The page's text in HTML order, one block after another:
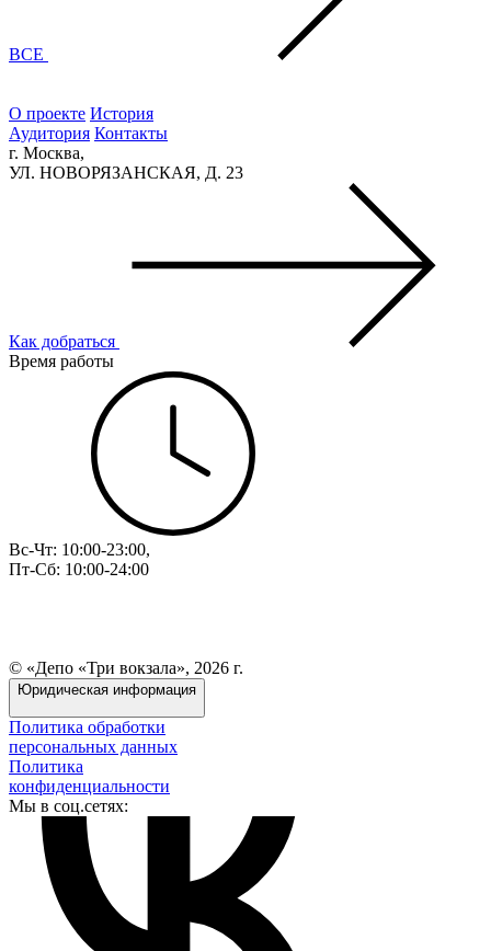
ВСЕ
О проекте История
Аудитория Контакты
г. Москва,
УЛ. НОВОРЯЗАНСКАЯ, Д. 23
Как добраться
Время работы
Вс-Чт: 10:00-23:00,
Пт-Сб: 10:00-24:00
© «Депо «Три вокзала», 2026 г.
Юридическая информация
Политика обработки
персональных данных
Политика
конфиденциальности
Мы в соц.сетях: